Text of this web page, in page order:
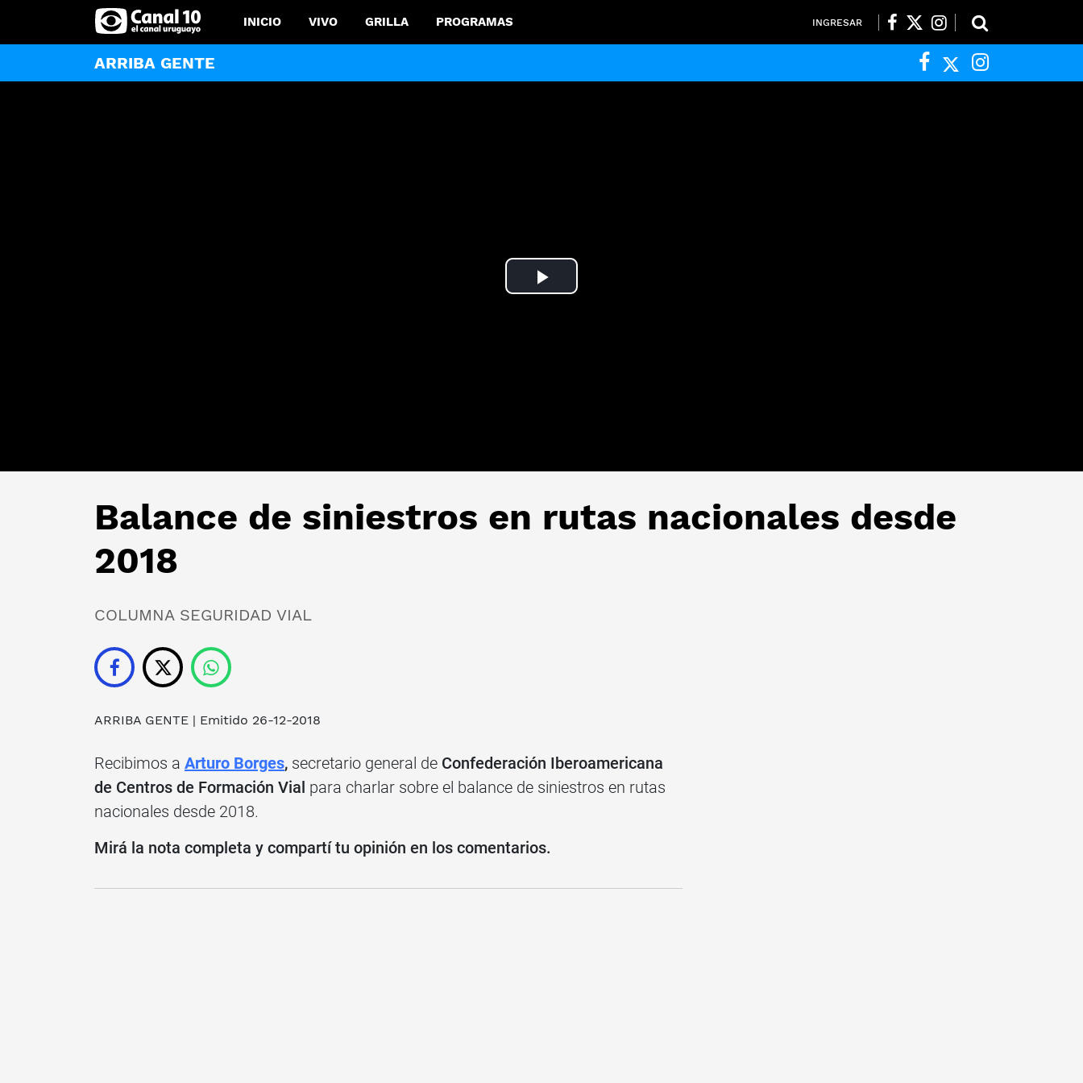
INICIO VIVO GRILLA PROGRAMAS INGRESAR
ARRIBA GENTE
Play
Balance de siniestros en rutas nacionales desde
2018
COLUMNA SEGURIDAD VIAL
ARRIBA GENTE | Emitido 26-12-2018
Recibimos a Arturo Borges, secretario general de Confederación Iberoamericana
de Centros de Formación Vial para charlar sobre el balance de siniestros en rutas
nacionales desde 2018.
Mirá la nota completa y compartí tu opinión en los comentarios.